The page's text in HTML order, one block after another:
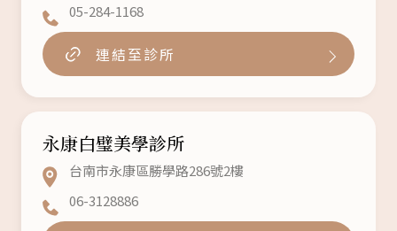
05-284-1168
連結至診所
永康白璧美學診所
台南市永康區勝學路286號2樓
06-3128886